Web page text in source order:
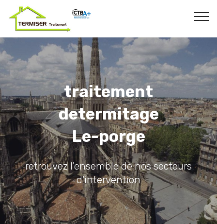
traitement
determitage
Le-porge
retrouvez l'ensemble de nos secteurs
d'intervention